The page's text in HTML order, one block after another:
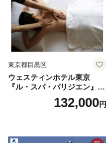
東京都目黒区
ウェスティンホテル東京
『ル・スパ・パリジエン』選
べるボディセラピー90分/1名
132,000円